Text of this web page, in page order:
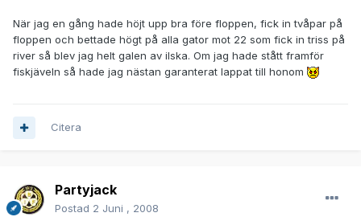
När jag en gång hade höjt upp bra före floppen, fick in tvåpar på
floppen och bettade högt på alla gator mot 22 som fick in triss på
river så blev jag helt galen av ilska. Om jag hade stått framför
fiskjäveln så hade jag nästan garanterat lappat till honom
Citera
Partyjack
Postad 2 Juni , 2008